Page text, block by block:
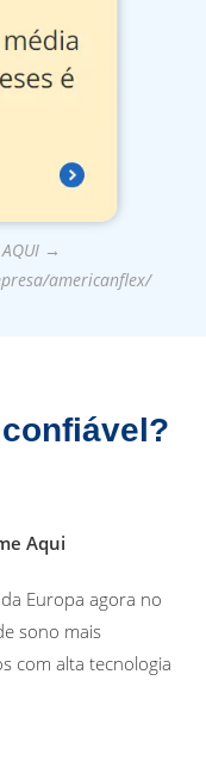
→
americanflex/
Aqui
Europa agora no
sono mais
com alta tecnologia